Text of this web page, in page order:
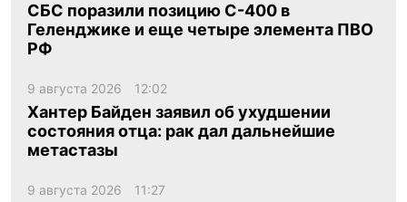
СБС поразили позицию С-400 в
Геленджике и еще четыре элемента ПВО
РФ
9 августа 2026 12:02
Хантер Байден заявил об ухудшении
состояния отца: рак дал дальнейшие
метастазы
9 августа 2026 11:27